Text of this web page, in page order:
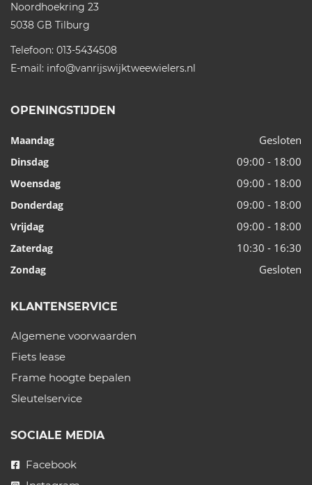
Noordhoekring 23
5038 GB Tilburg
Telefoon: 013-5434508
E-mail: info@vanrijswijktweewielers.nl
OPENINGSTIJDEN
Maandag Gesloten
Dinsdag 09:00 - 18:00
Woensdag 09:00 - 18:00
Donderdag 09:00 - 18:00
Vrijdag 09:00 - 18:00
Zaterdag 10:30 - 16:30
Zondag Gesloten
KLANTENSERVICE
Algemene voorwaarden
Fiets lease
Frame hoogte bepalen
Sleutelservice
SOCIALE MEDIA
Facebook